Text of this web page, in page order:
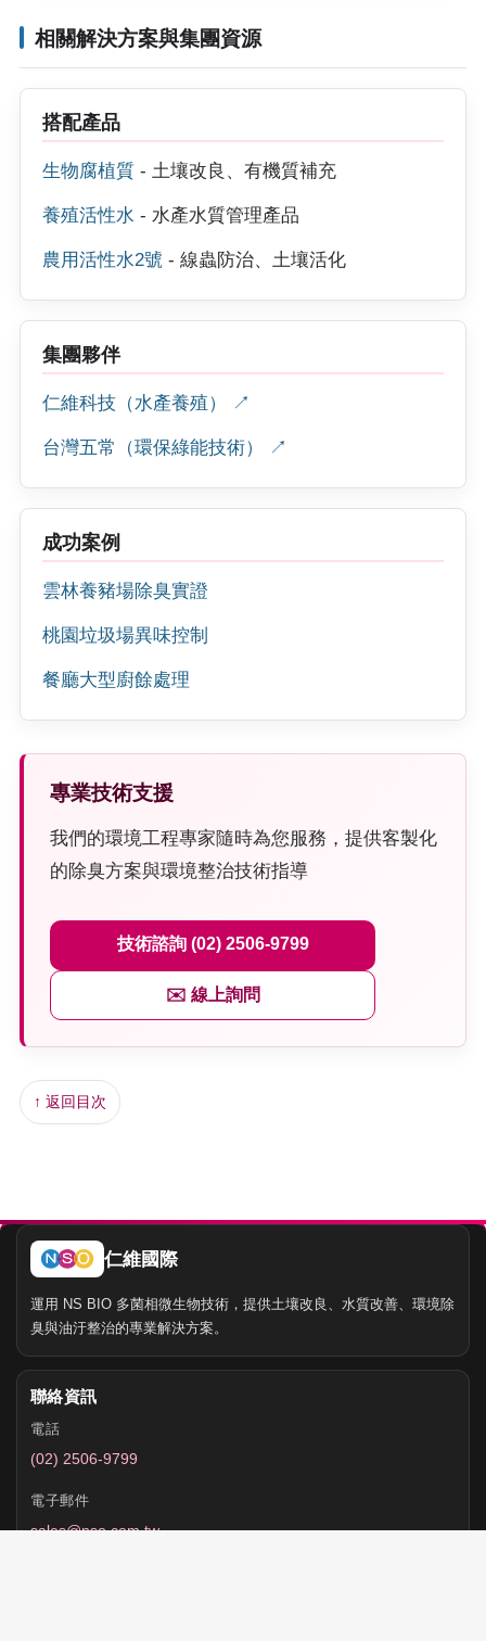
相關解決方案與集團資源
搭配產品
生物腐植質 - 土壤改良、有機質補充
養殖活性水 - 水產水質管理產品
農用活性水2號 - 線蟲防治、土壤活化
集團夥伴
仁維科技（水產養殖） ↗
台灣五常（環保綠能技術） ↗
成功案例
雲林養豬場除臭實證
桃園垃圾場異味控制
餐廳大型廚餘處理
專業技術支援
我們的環境工程專家隨時為您服務，提供客製化
的除臭方案與環境整治技術指導
技術諮詢 (02) 2506-9799
✉️ 線上詢問
↑ 返回目次
仁維國際
運用 NS BIO 多菌相微生物技術，提供土壤改良、水質改善、環境除
臭與油汙整治的專業解決方案。
聯絡資訊
電話
(02) 2506-9799
電子郵件
sales@nso.com.tw